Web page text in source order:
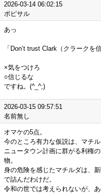
2026-03-14 06:02:15
ポピサル
あっ
「Don’t trust Clark（クラークを
×気をつけろ
○信じるな
ですね。(^_^;)
2026-03-15 09:57:51
名前無し
オマケの5点。
今のところ有力な仮説は、マチ
ニュータウン計画に群がる利権
物。
身の危険を感じたマチルダは、
で詰んだわけだ。
令和の世では考えられないが、